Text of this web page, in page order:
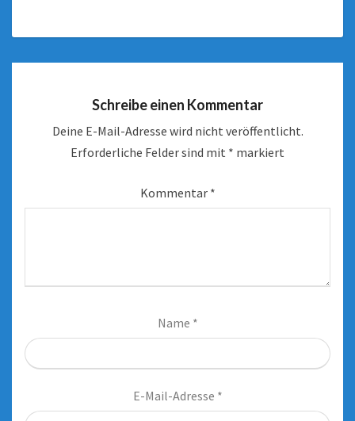
Schreibe einen Kommentar
Deine E-Mail-Adresse wird nicht veröffentlicht.
Erforderliche Felder sind mit * markiert
Kommentar *
Name *
E-Mail-Adresse *